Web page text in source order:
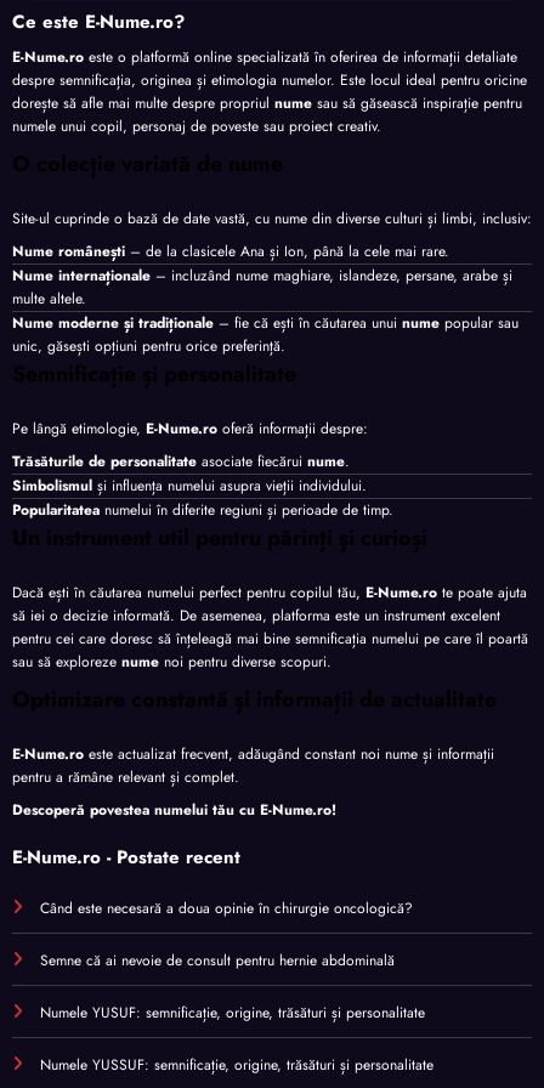
Ce este E-Nume.ro?
E-Nume.ro este o platformă online specializată în oferirea de informații detaliate
despre semnificația, originea și etimologia numelor. Este locul ideal pentru oricine
dorește să afle mai multe despre propriul nume sau să găsească inspirație pentru
numele unui copil, personaj de poveste sau proiect creativ.
O colecție variată de nume
Site-ul cuprinde o bază de date vastă, cu nume din diverse culturi și limbi, inclusiv:
Nume românești – de la clasicele Ana și Ion, până la cele mai rare.
Nume internaționale – incluzând nume maghiare, islandeze, persane, arabe și
multe altele.
Nume moderne și tradiționale – fie că ești în căutarea unui nume popular sau
unic, găsești opțiuni pentru orice preferință.
Semnificație și personalitate
Pe lângă etimologie, E-Nume.ro oferă informații despre:
Trăsăturile de personalitate asociate fiecărui nume.
Simbolismul și influența numelui asupra vieții individului.
Popularitatea numelui în diferite regiuni și perioade de timp.
Un instrument util pentru părinți și curioși
Dacă ești în căutarea numelui perfect pentru copilul tău, E-Nume.ro te poate ajuta
să iei o decizie informată. De asemenea, platforma este un instrument excelent
pentru cei care doresc să înțeleagă mai bine semnificația numelui pe care îl poartă
sau să exploreze nume noi pentru diverse scopuri.
Optimizare constantă și informații de actualitate
E-Nume.ro este actualizat frecvent, adăugând constant noi nume și informații
pentru a rămâne relevant și complet.
Descoperă povestea numelui tău cu E-Nume.ro!
E-Nume.ro - Postate recent
Când este necesară a doua opinie în chirurgie oncologică?
Semne că ai nevoie de consult pentru hernie abdominală
Numele YUSUF: semnificație, origine, trăsături și personalitate
Numele YUSSUF: semnificație, origine, trăsături și personalitate